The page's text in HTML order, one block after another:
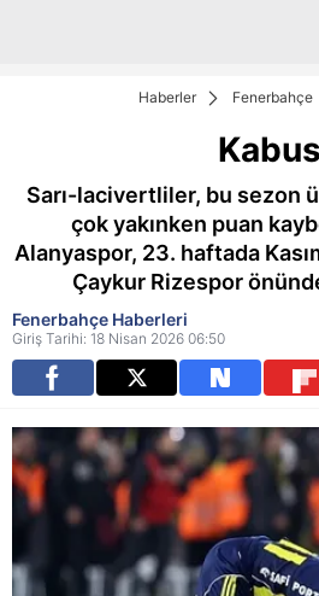
Haberler Fenerbahçe
Kabus
Sarı-lacivertliler, bu sezon
çok yakınken puan
Alanyaspor, 23. haftada
Çaykur Rizespor
Fenerbahçe Haberleri
Giriş Tarihi: 18 Nisan 2026 06:50